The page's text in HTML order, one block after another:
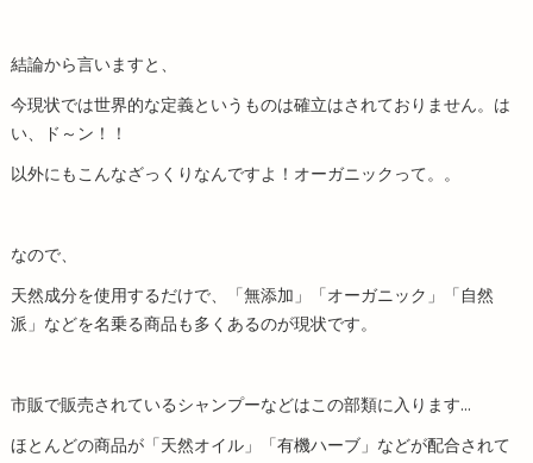
結論から言いますと、
今現状では世界的な定義というものは確立はされておりません。は
い、ド～ン！！
以外にもこんなざっくりなんですよ！オーガニックって。。
なので、
天然成分を使用するだけで、「無添加」「オーガニック」「自然
派」などを名乗る商品も多くあるのが現状です。
市販で販売されているシャンプーなどはこの部類に入ります…
ほとんどの商品が「天然オイル」「有機ハーブ」などが配合されて